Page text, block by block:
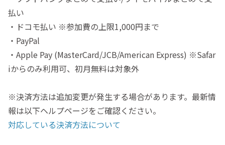
払い
・ドコモ払い ※参加費の上限1,000円まで
・PayPal
・Apple Pay (MasterCard/JCB/American Express) ※Safar
iからのみ利用可、初月無料は対象外
※決済方法は追加変更が発生する場合があります。最新情
報は以下ヘルプページをご確認ください。
対応している決済方法について